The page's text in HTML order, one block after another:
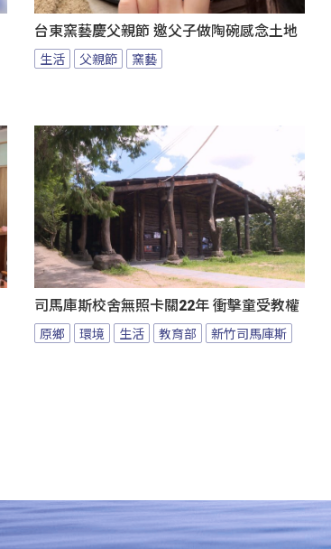
台東窯藝慶父親節 邀父子做陶碗感念土地
生活 父親節 窯藝
司馬庫斯校舍無照卡關22年 衝擊童受教權
原鄉 環境 生活 教育部 新竹司馬庫斯